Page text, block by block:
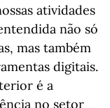
atividades
não só
mas também
digitais.
é a
no setor